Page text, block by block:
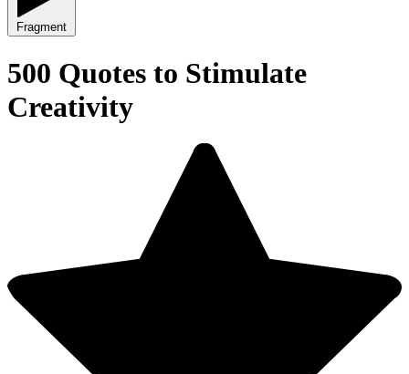
Fragment
500 Quotes to Stimulate
Creativity